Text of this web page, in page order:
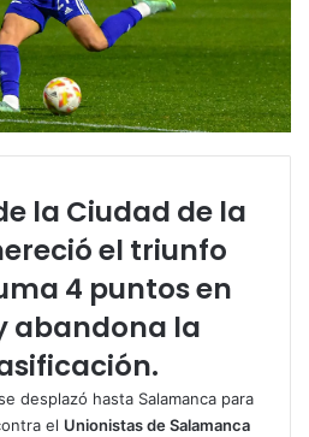
la Ciudad de la
el triunfo
4 puntos en
abandona la
desplazó hasta Salamanca para
el Unionistas de Salamanca